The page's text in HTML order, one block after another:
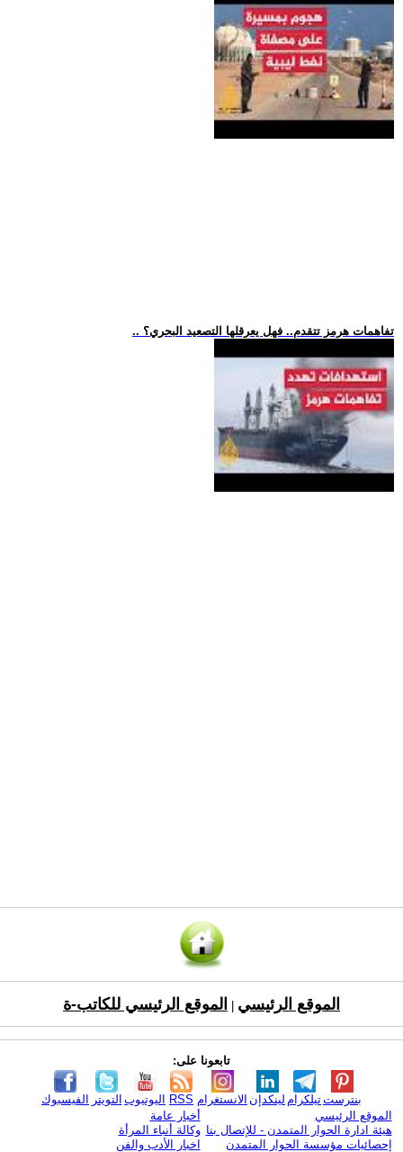
.. تفاهمات هرمز تتقدم.. فهل يعرقلها التصعيد البحري؟
الموقع الرئيسي الموقع الرئيسي للكاتب-ة
تابعونا على:
الفيسبوك التويتر اليوتيوب RSS الانستغرام لينكدإن تيلكرامبنترست
الموقع الرئيسي
هيئة ادارة الحوار المتمدن - للإتصال بنا
إحصائيات مؤسسة الحوار المتمدن
أخبار عامة
وكالة أنباء المرأة
اخبار الأدب والفن